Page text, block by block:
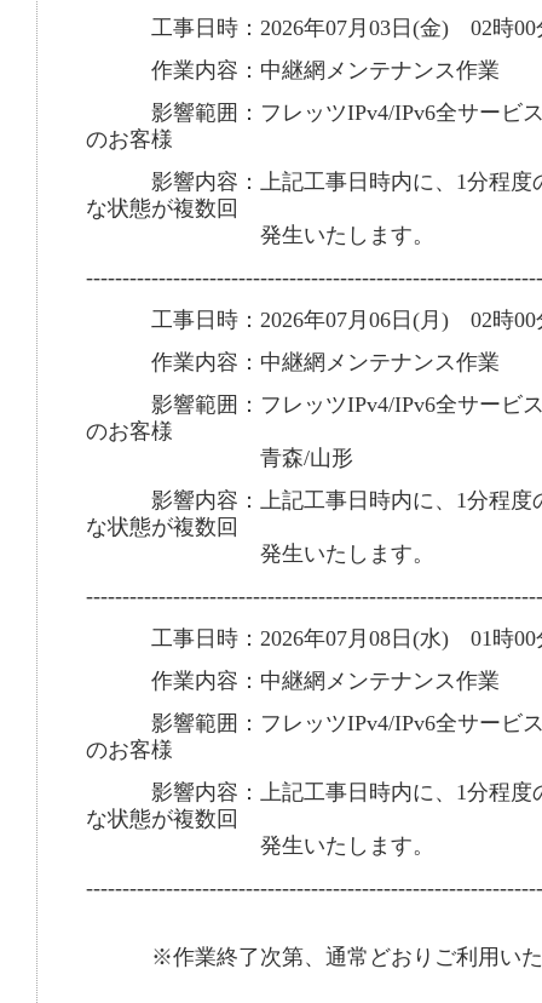
工事日時：2026年07月03日(金) 02時00
作業内容：中継網メンテナンス作業
影響範囲：フレッツIPv4/IPv6全サービ
のお客様
影響内容：上記工事日時内に、1分程度
な状態が複数回
発生いたします。
工事日時：2026年07月06日(月) 02時00
作業内容：中継網メンテナンス作業
影響範囲：フレッツIPv4/IPv6全サービ
のお客様
青森/山形
影響内容：上記工事日時内に、1分程度
な状態が複数回
発生いたします。
工事日時：2026年07月08日(水) 01時00
作業内容：中継網メンテナンス作業
影響範囲：フレッツIPv4/IPv6全サービ
のお客様
影響内容：上記工事日時内に、1分程度
な状態が複数回
発生いたします。
※作業終了次第、通常どおりご利用いた